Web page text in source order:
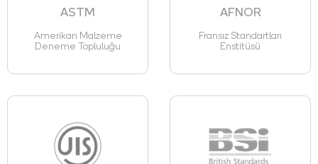
ASTM
Amerikan Malzeme
Deneme Topluluğu
AFNOR
Fransız Standartları
Enstitüsü